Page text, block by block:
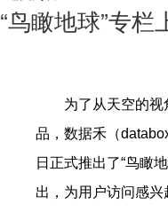
“鸟瞰地球”专
为了从天空的
品，数据禾（
日正式推出了“鸟瞰地
出，为用户访问感